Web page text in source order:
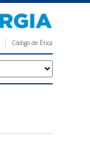
Código de Ética